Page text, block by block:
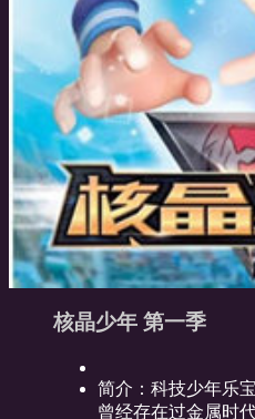
核晶少年 第一季
简介： 科技少年乐
曾经存在过金属时